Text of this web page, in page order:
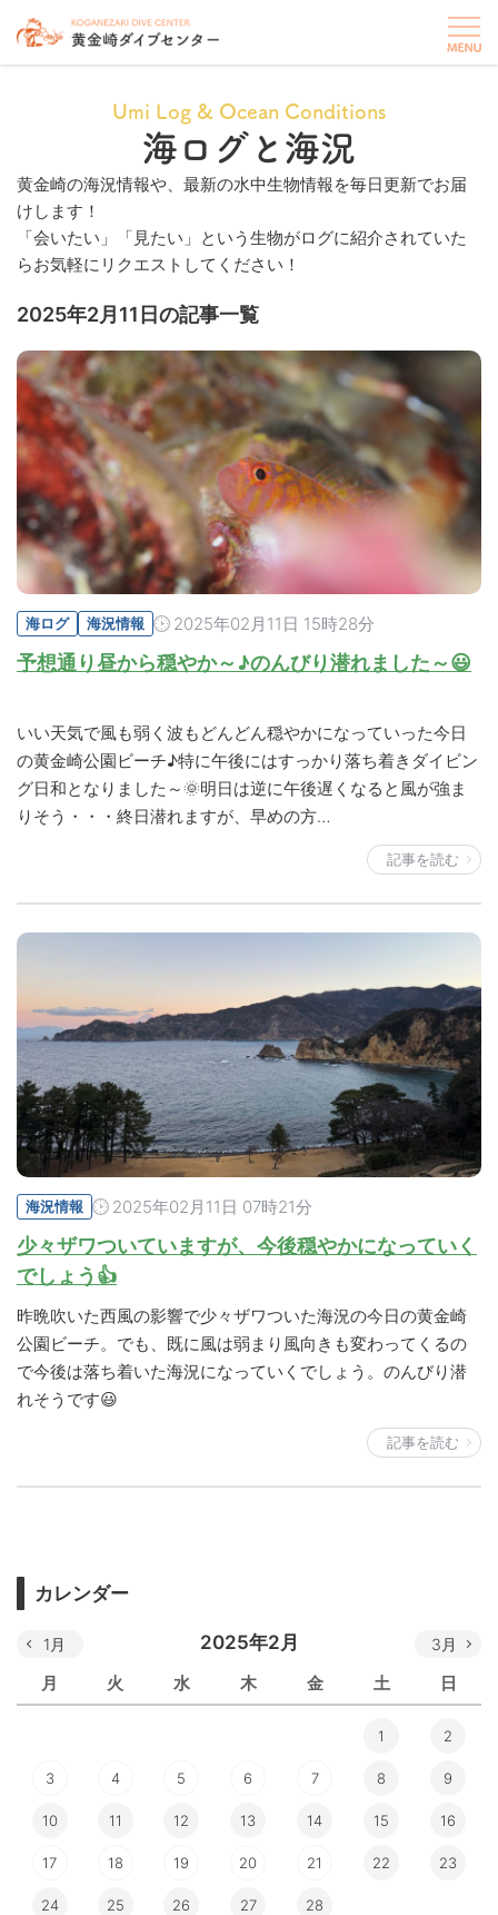
Umi Log & Ocean Conditions
海ログと海況
黄金崎の海況情報や、最新の水中生物情報を毎日更新でお届
けします！
「会いたい」「見たい」という生物がログに紹介されていた
らお気軽にリクエストしてください！
2025年2月11日の記事一覧
海ログ 海況情報 2025年02月11日 15時28分
予想通り昼から穏やか～♪のんびり潜れました～😃
いい天気で風も弱く波もどんどん穏やかになっていった今日
の黄金崎公園ビーチ♪特に午後にはすっかり落ち着きダイビン
グ日和となりました～🌞明日は逆に午後遅くなると風が強ま
りそう・・・終日潜れますが、早めの方…
記事を読む
海況情報 2025年02月11日 07時21分
少々ザワついていますが、今後穏やかになっていく
でしょう👍
昨晩吹いた西風の影響で少々ザワついた海況の今日の黄金崎
公園ビーチ。でも、既に風は弱まり風向きも変わってくるの
で今後は落ち着いた海況になっていくでしょう。のんびり潜
れそうです😃
記事を読む
カレンダー
2025年2月
月 火 水 木 金 土 日
1月 3月
1 2
3 4 5 6 7 8 9
10 11 12 13 14 15 16
17 18 19 20 21 22 23
24 25 26 27 28